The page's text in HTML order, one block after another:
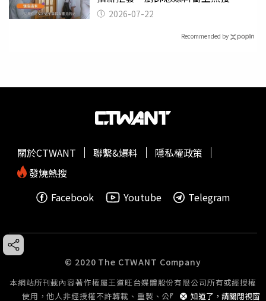
2026-07-22
Recommended by
知道了，請關閉視窗
關於CTWANT 聯繫&爆料
隱私權政策
發燒熱搜
Facebook
Youtube Telegram
© 2020 The CTWANT Company
本網站所刊載內容著作權屬王道旺台媒體股份有限公司所有或經授權
使用，他人非經授權不許轉載、重製、公開播送或公開傳輸。